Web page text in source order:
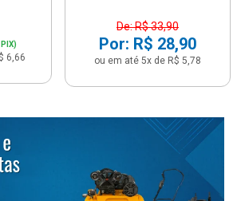
6,66
De: R$ 33,90
Por: R$ 28,90
ou em até 5x de R$ 5,78